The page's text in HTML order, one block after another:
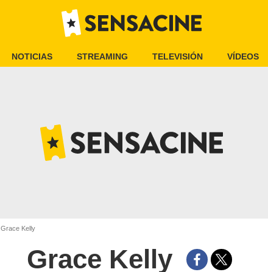
NOTICIAS STREAMING TELEVISIÓN VÍDEOS
Grace Kelly
Grace Kelly